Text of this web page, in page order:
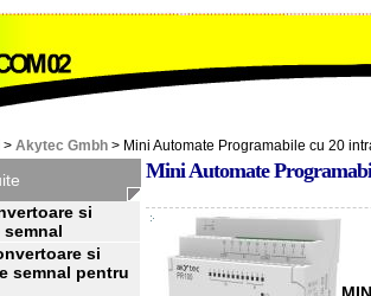
> Akytec Gmbh > Mini Automate Programabile cu 20
si
semnal
si
semnal pentru
Mini Automate